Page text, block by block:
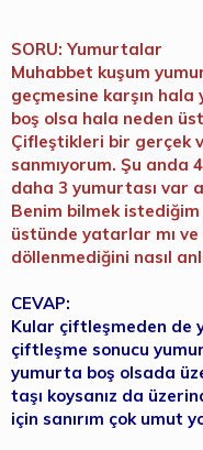
SORU: Yumurtalar
Muhabbet kuşum
geçmesine karşın
boş olsa hala neden
Çifleştikleri bir gerçek
sanmıyorum. Şu anda
daha 3 yumurtası var
Benim bilmek
üstünde yatarlar mı
döllenmediğini nasıl
CEVAP:
Kular çiftleşmeden de
çiftleşme sonucu
yumurta boş olsada
taşı koysanız da
için sanırım çok umut